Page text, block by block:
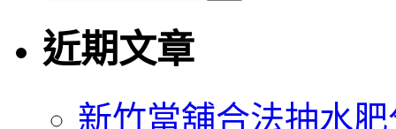
近期文章
新竹當舖合法抽水